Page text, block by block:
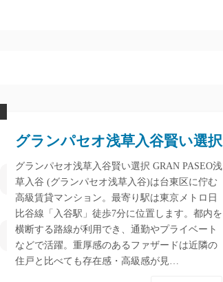
グランパセオ浅草入谷賢い選択
グランパセオ浅草入谷賢い選択 GRAN PASEO浅
草入谷 (グランパセオ浅草入谷)は台東区に佇む
高級賃貸マンション。最寄り駅は東京メトロ日
比谷線「入谷駅」徒歩7分に位置します。都内を
横断する路線が利用でき、通勤やプライベート
などで活躍。重厚感のあるファザードは近隣の
住戸と比べても存在感・高級感が見…